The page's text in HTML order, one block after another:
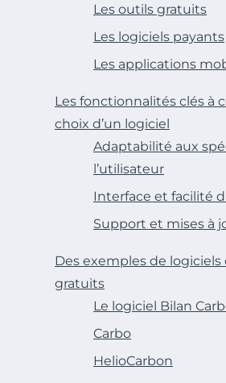
Les outils gratuits
Les logiciels payants
Les applications
Les fonctionnalités clés à
choix d’un logiciel
Adaptabilité aux
l’utilisateur
Interface et facilité
Support et mises à
Des exemples de
gratuits
Le logiciel Bilan
Carbo
HelioCarbon